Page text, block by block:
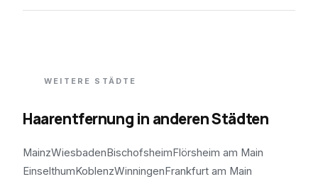
WEITERE STÄDTE
Haarentfernung in anderen Städten
MainzWiesbadenBischofsheimFlörsheim am Main
EinselthumKoblenzWinningenFrankfurt am Main